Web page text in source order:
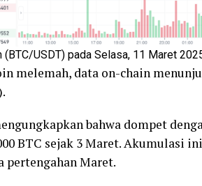
USDT) pada Selasa, 11 Maret
melemah, data on-chain
bahwa dompet
BTC sejak 3 Maret. Akumulasi
pertengahan Maret.